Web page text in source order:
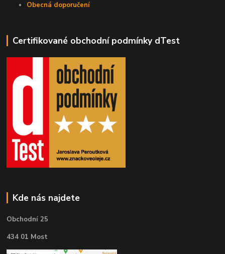
Obecná doporučení
Certifikované obchodní podmínky dTest
Kde nás najdete
Obchodní 25
434 01 Most